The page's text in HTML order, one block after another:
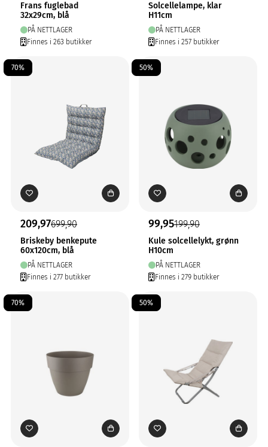
Frans fuglebad
32x29cm, blå
PÅ NETTLAGER
Finnes i 263 butikker
Solcellelampe, klar
H11cm
PÅ NETTLAGER
Finnes i 257 butikker
70%
209,97699,90
Briskeby benkepute
60x120cm, blå
PÅ NETTLAGER
Finnes i 277 butikker
50%
99,95199,90
Kule solcellelykt, grønn
H10cm
PÅ NETTLAGER
Finnes i 279 butikker
70% 50%